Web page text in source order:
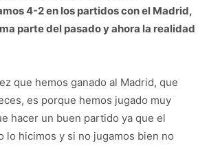
4-2 en los partidos con el Madrid,
parte del pasado y ahora la realidad
que hemos ganado al Madrid, que
es porque hemos jugado muy
hacer un buen partido ya que el
lo hicimos y si no jugamos bien no